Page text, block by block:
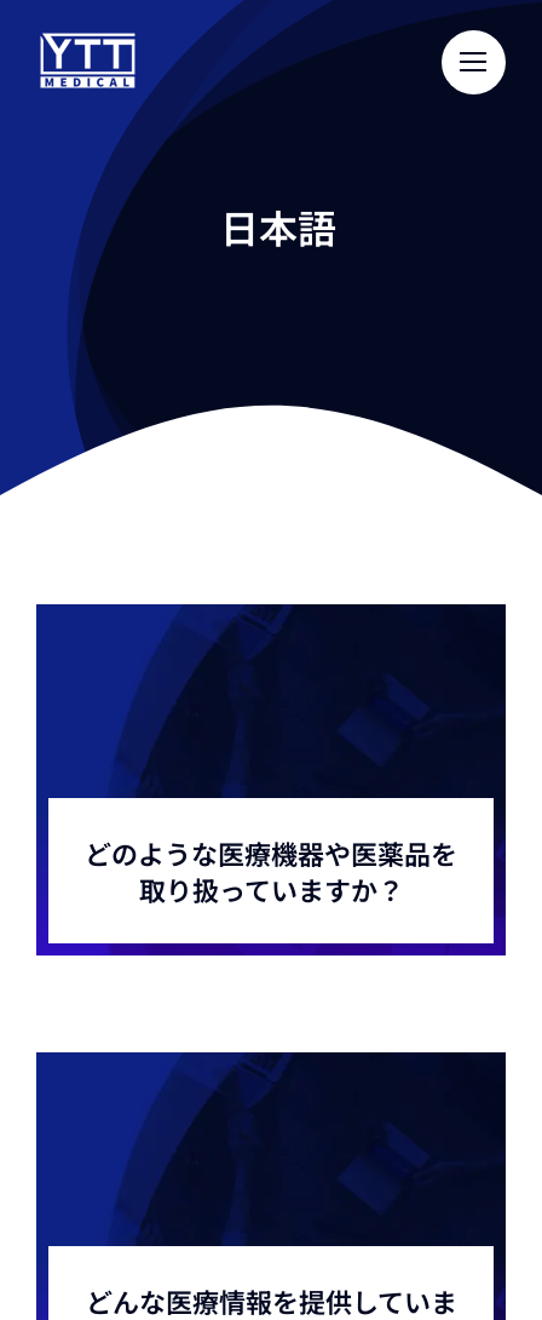
content
日本語
どのような医療機器や医薬品を
取り扱っていますか？
どんな医療情報を提供していま